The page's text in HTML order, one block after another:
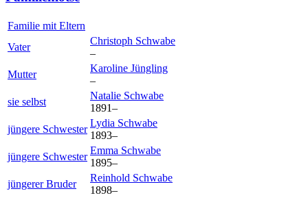
Familie mit Eltern
Vater
Christoph Schwabe
–
Mutter
Karoline Jüngling
–
sie selbst
Natalie Schwabe
1891–
jüngere Schwester
Lydia Schwabe
1893–
jüngere Schwester
Emma Schwabe
1895–
jüngerer Bruder
Reinhold Schwabe
1898–